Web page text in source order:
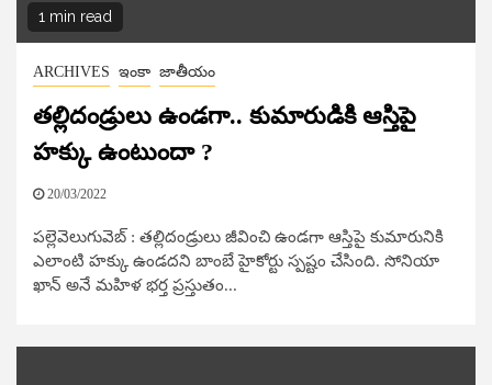
1 min read
ARCHIVES ఇంకా జాతీయం
త‌ల్లిదండ్రులు ఉండ‌గా.. కుమారుడికి ఆస్తిపై
హ‌క్కు ఉంటుందా ?
20/03/2022
ప‌ల్లెవెలుగువెబ్ : త‌ల్లిదండ్రులు జీవించి ఉండగా ఆస్తిపై కుమారునికి
ఎలాంటి హక్కు ఉండదని బాంబే హైకోర్టు స్పష్టం చేసింది. సోనియా
ఖాన్‌ అనే మహిళ భర్త ప్రస్తుతం...